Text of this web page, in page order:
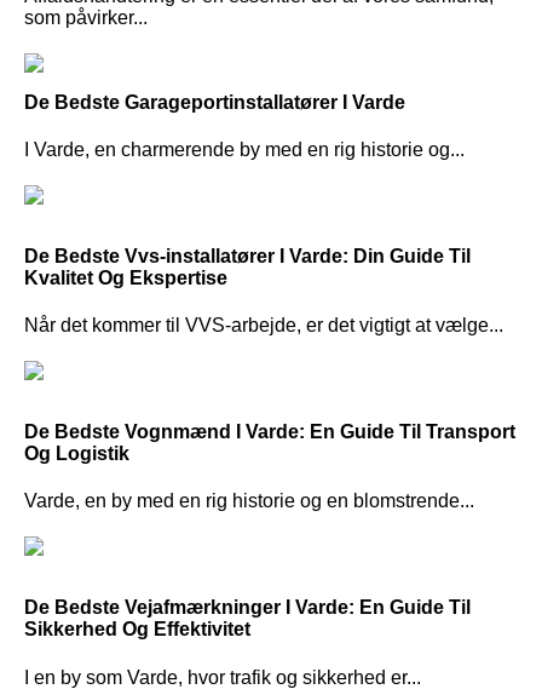
som påvirker...
De Bedste Garageportinstallatører I Varde
I Varde, en charmerende by med en rig historie og...
De Bedste Vvs-installatører I Varde: Din Guide Til
Kvalitet Og Ekspertise
Når det kommer til VVS-arbejde, er det vigtigt at vælge...
De Bedste Vognmænd I Varde: En Guide Til Transport
Og Logistik
Varde, en by med en rig historie og en blomstrende...
De Bedste Vejafmærkninger I Varde: En Guide Til
Sikkerhed Og Effektivitet
I en by som Varde, hvor trafik og sikkerhed er...